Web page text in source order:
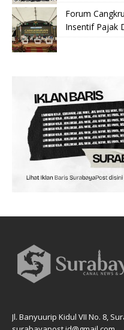
Forum
Insentif Pajak
Jl. Banyuurip Kidul VII No. 8,